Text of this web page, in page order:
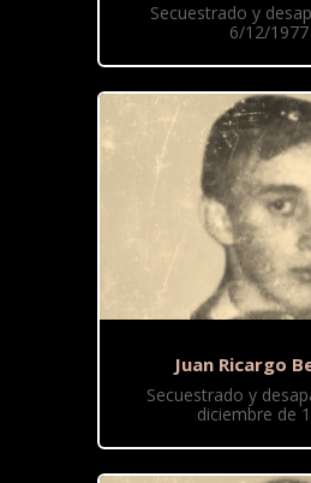
Secuestrado y
6/12/1977
Juan Ricargo
Secuestrado y
diciembre de